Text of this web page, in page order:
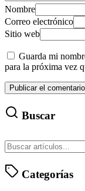
Nombre
Correo electrónico
Sitio web
Guarda mi
para la próxima vez
Buscar
Categorías